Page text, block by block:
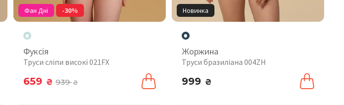
Фан Дні -30%
Фуксія
Труси сліпи високі 021FX
659 ₴ 939₴
Новинка
Жоржина
Труси бразиліана 004ZH
999 ₴